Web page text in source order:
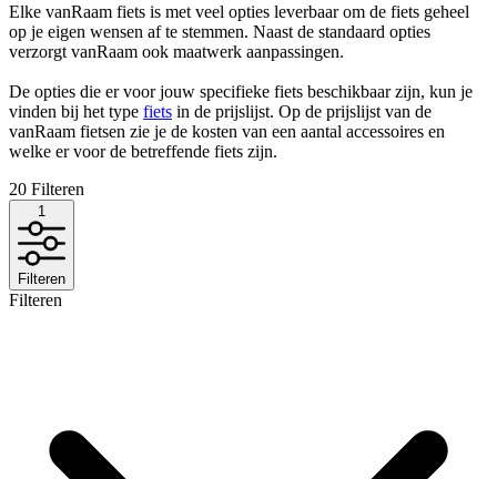
Elke vanRaam fiets is met veel opties leverbaar om de fiets geheel
op je eigen wensen af te stemmen. Naast de standaard opties
verzorgt vanRaam ook maatwerk aanpassingen.
De opties die er voor jouw specifieke fiets beschikbaar zijn, kun je
vinden bij het type fiets in de prijslijst. Op de prijslijst van de
vanRaam fietsen zie je de kosten van een aantal accessoires en
welke er voor de betreffende fiets zijn.
20 Filteren
1
Filteren
Filteren